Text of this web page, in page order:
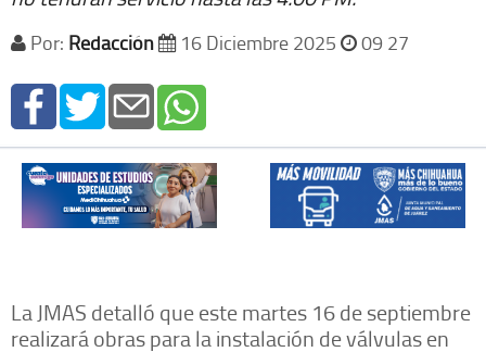
Por: Redacción 16 Diciembre 2025 09 27
La JMAS detalló que este martes 16 de septiembre
realizará obras para la instalación de válvulas en